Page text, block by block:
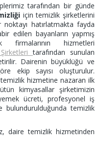
tarafından bir günde
için temizlik şirketlerini
hatırlatmakta fayda
edilen bayanların yapmış
hizmetleri
tarafından sunulan
Dairenin büyüklüğü ve
ekip sayısı oluşturulur.
hizmetine nazaran ilk
kimyasallar şirketimizin
ücreti, profesyonel iş
temizlik
daire temizlik hizmetinden